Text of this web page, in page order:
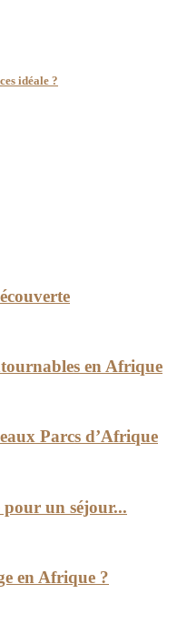
idéale ?
en Afrique
Parcs d’Afrique
un séjour...
en Afrique ?